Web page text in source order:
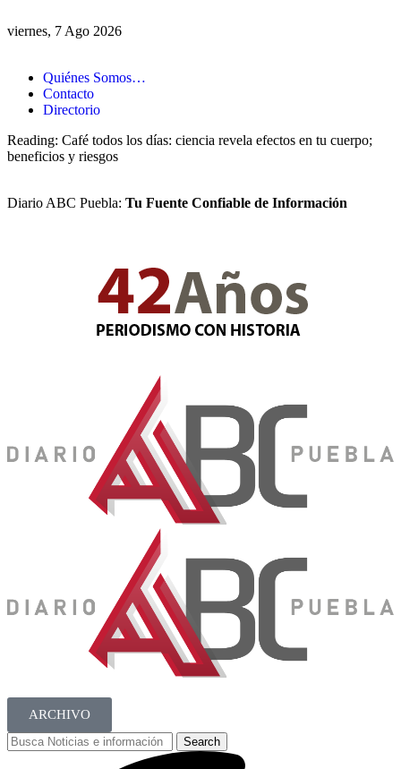
viernes, 7 Ago 2026
Quiénes Somos…
Contacto
Directorio
Reading: Café todos los días: ciencia revela efectos en tu cuerpo;
beneficios y riesgos
Diario ABC Puebla: Tu Fuente Confiable de Información
ARCHIVO